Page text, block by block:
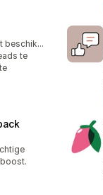
Gratis abonnement beschikbaar
te